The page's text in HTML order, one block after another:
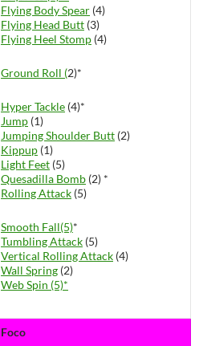
Flying Body Spear (4)
Flying Head Butt (3)
Flying Heel Stomp (4)
Ground Roll (2)*
Hyper Tackle (4)*
Jump (1)
Jumping Shoulder Butt (2)
Kippup (1)
Light Feet (5)
Quesadilla Bomb (2) *
Rolling Attack (5)
Smooth Fall(5)*
Tumbling Attack (5)
Vertical Rolling Attack (4)
Wall Spring (2)
Web Spin (5)*
Foco